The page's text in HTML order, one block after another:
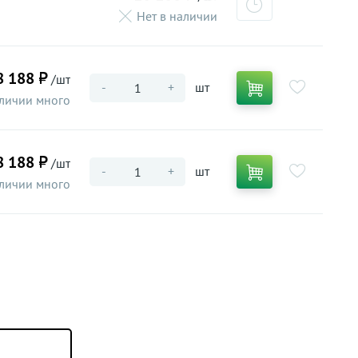
Нет в наличии
188 ₽ /шт
много
- + шт
188 ₽ /шт
много
- + шт